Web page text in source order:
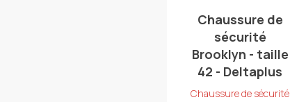
Chaussure de
sécurité
Brooklyn - taille
42 - Deltaplus
Chaussure de sécurité